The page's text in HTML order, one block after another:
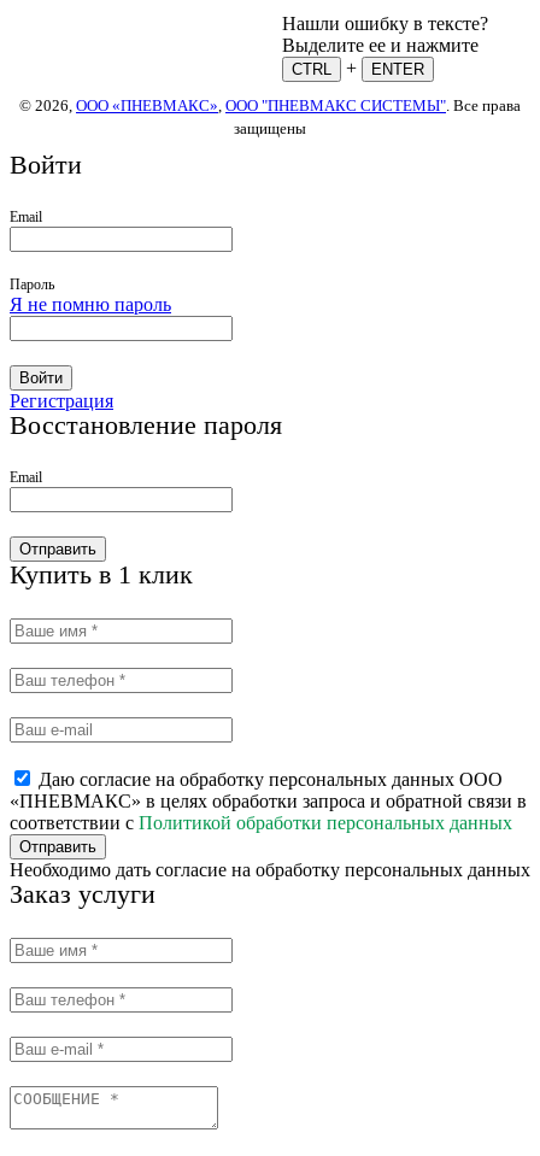
Нашли ошибку в тексте?
Выделите ее и нажмите
CTRL +
ENTER
© 2026, ООО «ПНЕВМАКС» ООО "ПНЕВМАКС СИСТЕМЫ" . Все права
защищены
Войти
Email
Пароль
Я не помню пароль
Войти
Регистрация
Восстановление пароля
Email
Отправить
Купить в 1 клик
Даю согласие на обработку персональных данных ООО
«ПНЕВМАКС» в целях обработки запроса и обратной связи в
соответствии с Политикой обработки персональных данных
Отправить
Необходимо дать согласие на обработку персональных данных
Заказ услуги